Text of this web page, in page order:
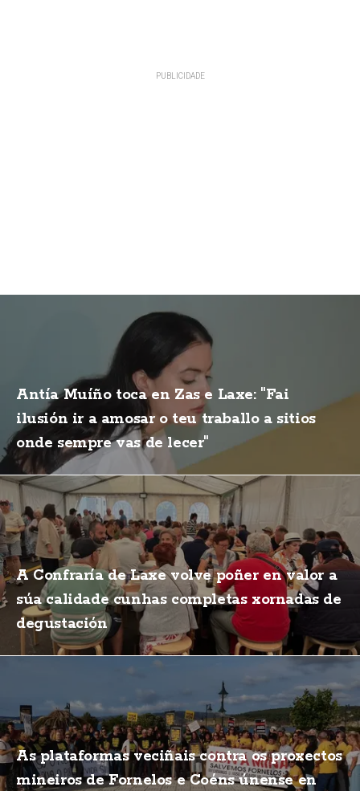
Antía Muíño toca en Zas e Laxe: "Fai
ilusión ir a amosar o teu traballo a sitios
onde sempre vas de lecer"
A Confraría de Laxe volve poñer en valor a
súa calidade cunhas completas xornadas de
degustación
As plataformas veciñais contra os proxectos
mineiros de Fornelos e Coéns únense en